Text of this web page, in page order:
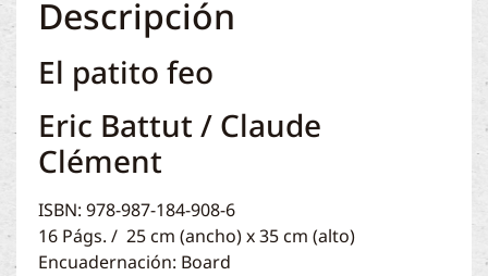
Descripción
El patito feo
Eric Battut / Claude
Clément
ISBN: 978-987-184-908-6
16 Págs. / 25 cm (ancho) x 35 cm (alto)
Encuadernación: Board